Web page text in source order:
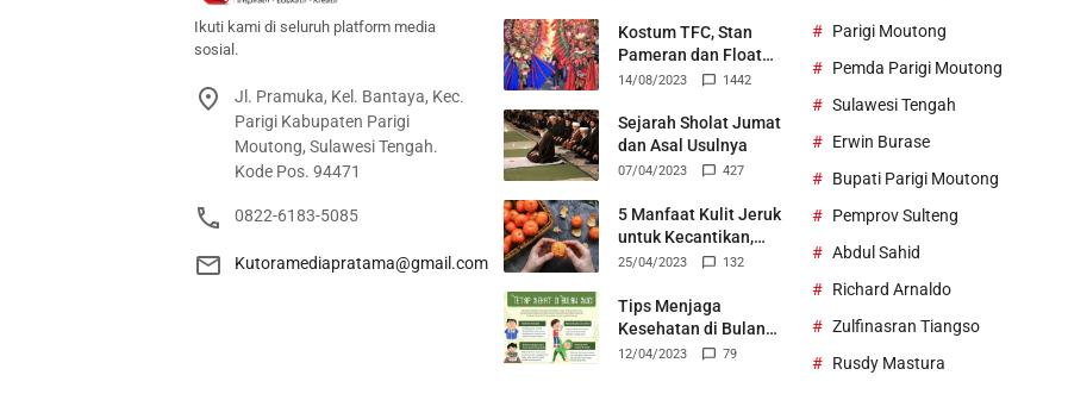
Ikuti kami di seluruh platform media
sosial.
Jl. Pramuka, Kel. Bantaya, Kec.
Parigi Kabupaten Parigi
Moutong, Sulawesi Tengah.
Kode Pos. 94471
0822-6183-5085
Kutoramediapratama@gmail.com
Kostum TFC, Stan
Pameran dan Float
Durian Parigi Moutong
2023
14/08/2023 1442
Sejarah Sholat Jumat
dan Asal Usulnya
07/04/2023 427
5 Manfaat Kulit Jeruk
untuk Kecantikan,
Bisa Jadi Skincare
25/04/2023 132
Tips Menjaga
Kesehatan di Bulan
Suci Ramadhan
12/04/2023 79
Parigi Moutong
Pemda Parigi Moutong
Sulawesi Tengah
Erwin Burase
Bupati Parigi Moutong
Pemprov Sulteng
Abdul Sahid
Richard Arnaldo
Zulfinasran Tiangso
Rusdy Mastura